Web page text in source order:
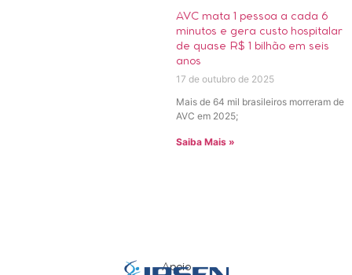
AVC mata 1 pessoa a cada 6
minutos e gera custo hospitalar
de quase R$ 1 bilhão em seis
anos
17 de outubro de 2025
Mais de 64 mil brasileiros morreram de
AVC em 2025;
Saiba Mais »
Apoio